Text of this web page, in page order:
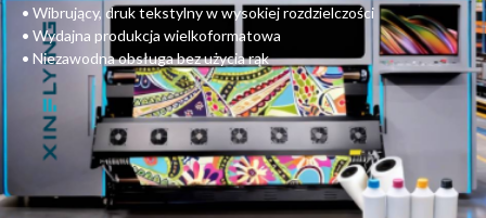
• Wibrujący, druk tekstylny w wysokiej rozdzielczości
• Wydajna produkcja wielkoformatowa
• Niezawodna obsługa bez użycia rąk